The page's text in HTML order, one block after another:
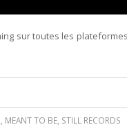
sur toutes les
MEANT TO BE, STILL RECORDS